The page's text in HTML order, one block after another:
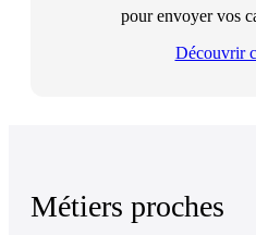
pour envoyer vos
Découvrir
Métiers proches